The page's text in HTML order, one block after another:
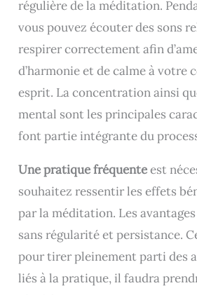
régulière de la méditation.
vous pouvez écouter des sons
respirer correctement afin
d’harmonie et de calme à votre
esprit. La concentration ainsi
mental sont les principales
font partie intégrante du
Une pratique fréquenteest
souhaitez ressentir les effets
par la méditation. Les
sans régularité et persistance.
pour tirer pleinement parti des
liés à la pratique, il faudra